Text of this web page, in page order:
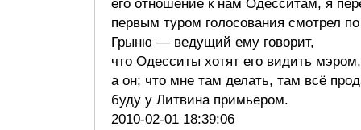
его отношение к нам Одесситам, я
первым туром голосования смотрел по
Грыню — ведущий ему говорит,
что Одесситы хотят его видить мэром,
а он; что мне там делать, там всё
буду у Литвина примьером.
2010-02-01 18:39:06